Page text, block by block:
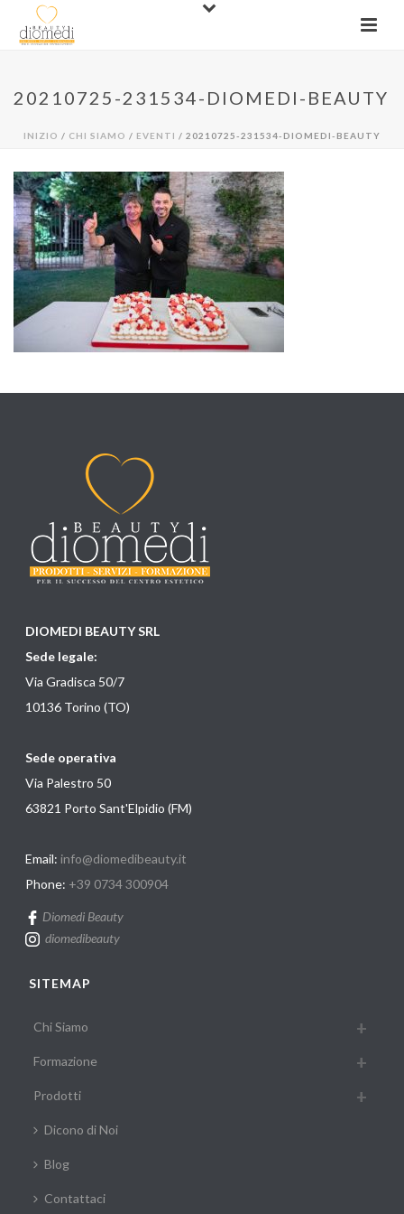
20210725-231534-DIOMEDI-BEAUTY
INIZIO / CHI SIAMO / EVENTI / 20210725-231534-DIOMEDI-BEAUTY
DIOMEDI BEAUTY SRL
Sede legale:
Via Gradisca 50/7
10136 Torino (TO)
Sede operativa
Via Palestro 50
63821 Porto Sant'Elpidio (FM)
Email: info@diomedibeauty.it
Phone: +39 0734 300904
Diomedi Beauty
diomedibeauty
SITEMAP
Chi Siamo
Formazione
Prodotti
Dicono di Noi
Blog
Contattaci